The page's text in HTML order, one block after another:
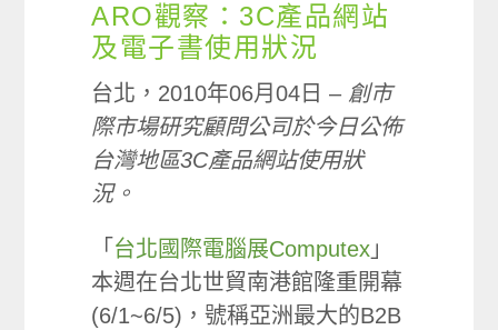
ARO觀察：3C產品網站
及電子書使用狀況
台北，2010年06月04日 – 創市
際市場研究顧問公司於今日公佈
台灣地區3C產品網站使用狀
況。
「 台北國際電腦展Computex 」
本週在台北世貿南港館隆重開幕
(6/1~6/5)，號稱亞洲最大的B2B